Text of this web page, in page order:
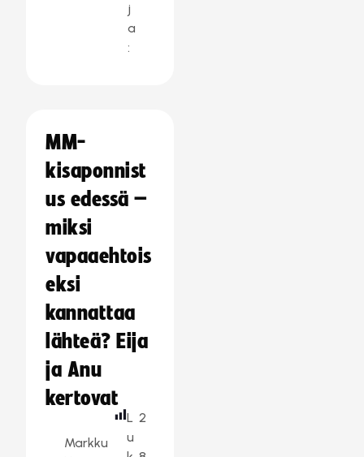
j
a
:
MM-
kisaponnist
us edessä –
miksi
vapaaehtois
eksi
kannattaa
lähteä? Eija
ja Anu
kertovat
Markku
L
u
2